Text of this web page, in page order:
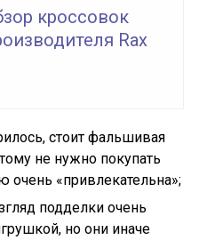
кроссовок
Rax
стоит фальшивая
не нужно покупать
очень «привлекательна»;
подделки очень
но они иначе